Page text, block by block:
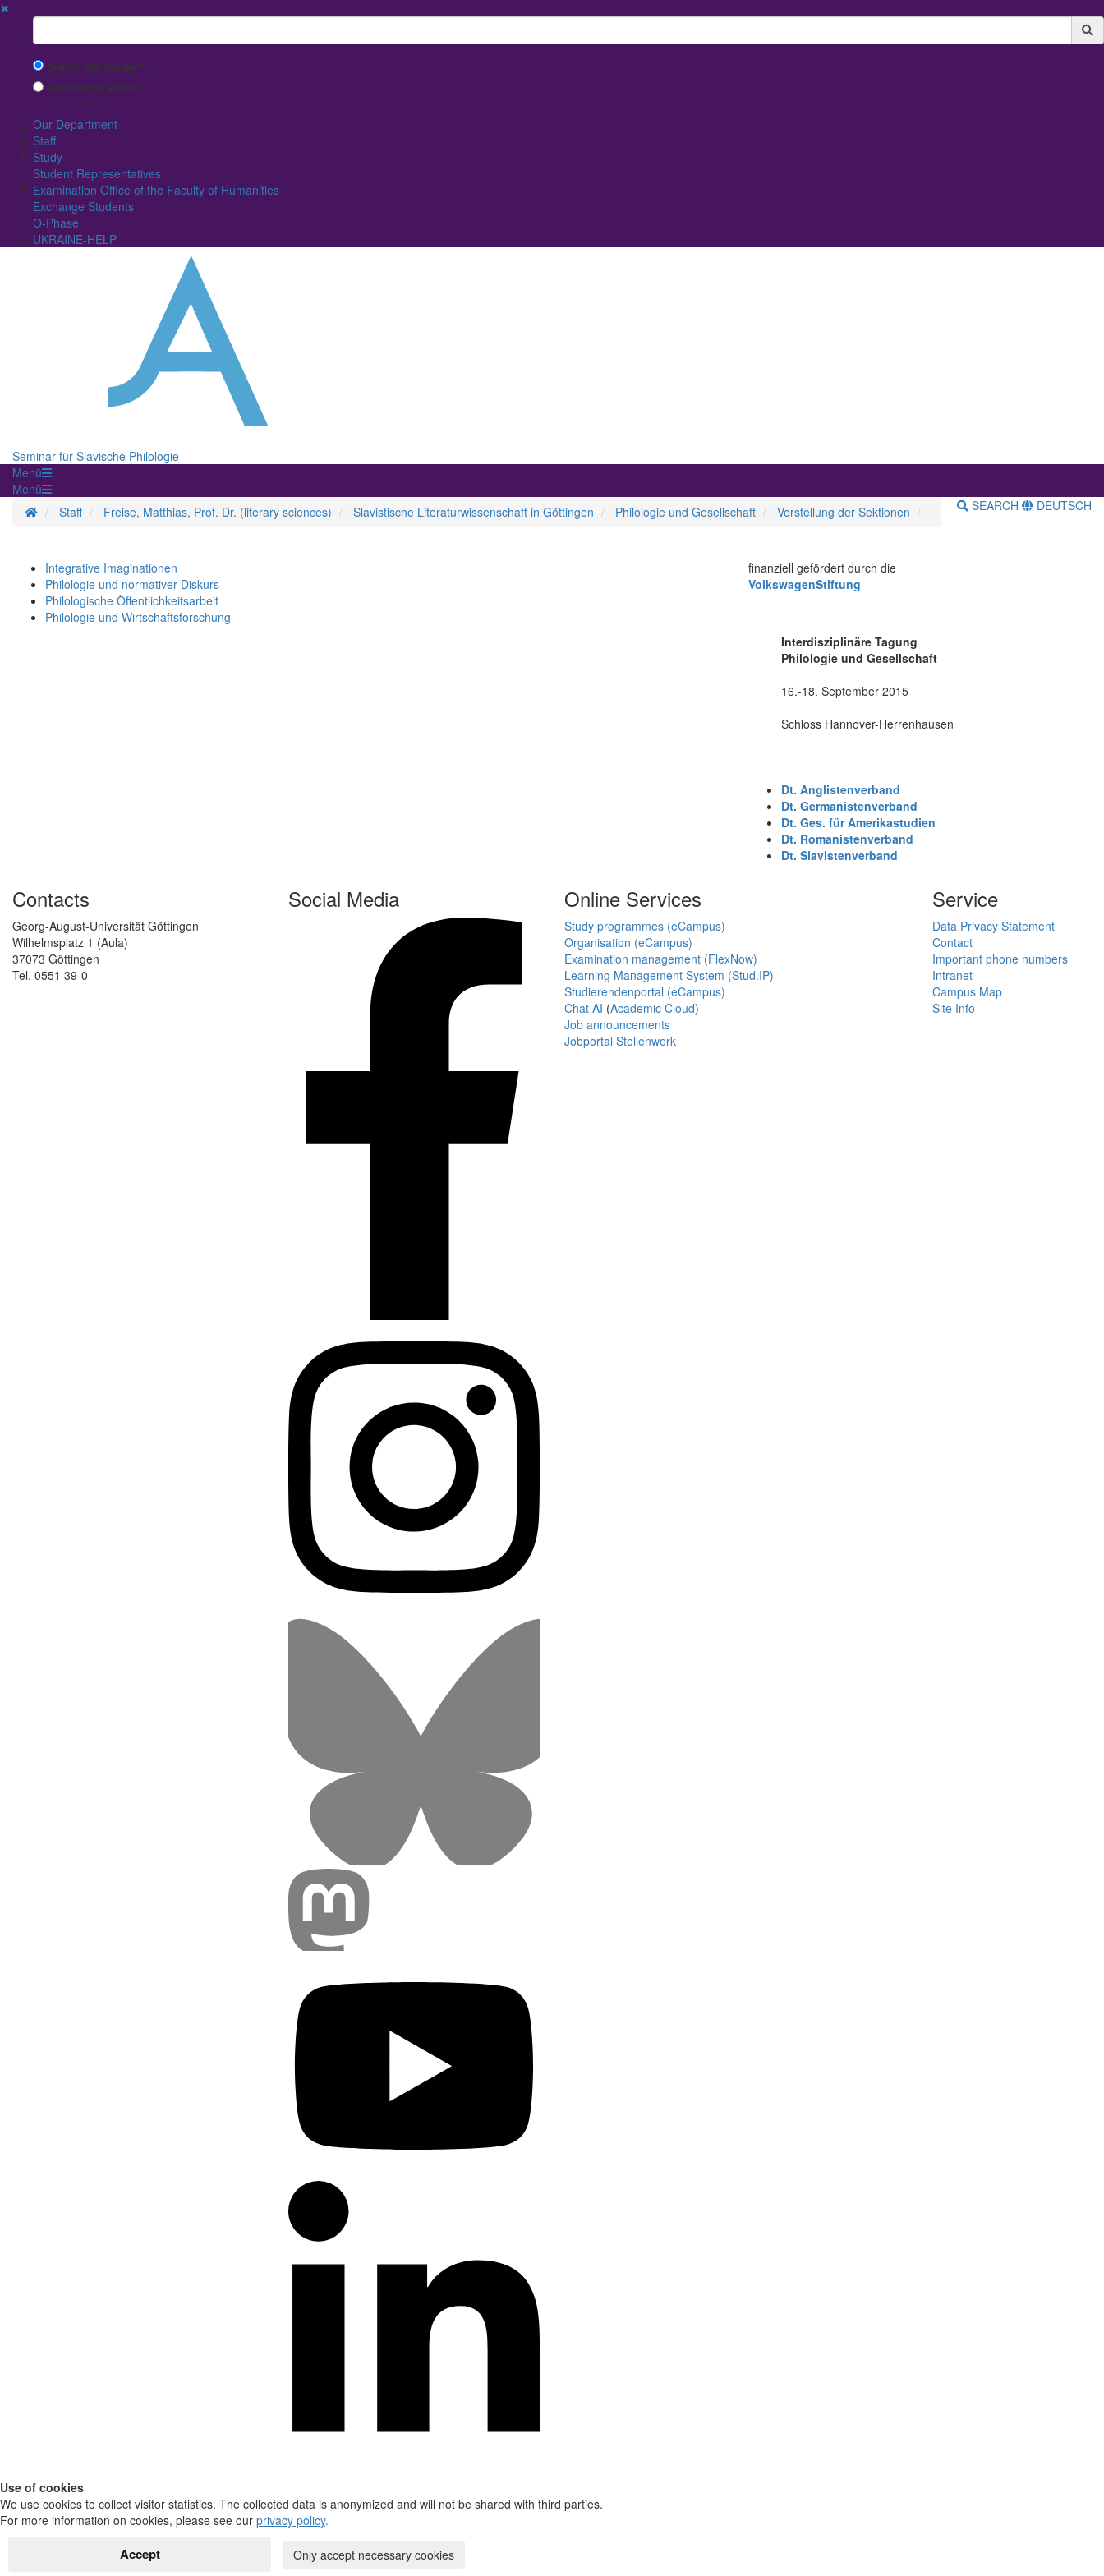
✖
Suchbegriff
Search with Google™
Use Internal Search
(limited result quality)
Our Department
Staff
Study
Student Representatives
Examination Office of the Faculty of Humanities
Exchange Students
O-Phase
UKRAINE-HELP
Seminar für Slavische Philologie
Menü
Menü
Homepage
Staff Freise, Matthias, Prof. Dr. (literary sciences) Slavistische Literaturwissenschaft in Göttingen Philologie und Gesellschaft Vorstellung der Sektionen SEARCH DEUTSCH
Integrative Imaginationen
Philologie und normativer Diskurs
Philologische Öffentlichkeitsarbeit
Philologie und Wirtschaftsforschung
finanziell gefördert durch die
VolkswagenStiftung
Interdisziplinäre Tagung
Philologie und Gesellschaft
16.-18. September 2015
Schloss Hannover-Herrenhausen
Dt. Anglistenverband
Dt. Germanistenverband
Dt. Ges. für Amerikastudien
Dt. Romanistenverband
Dt. Slavistenverband
Contacts
Georg-August-Universität Göttingen
Wilhelmsplatz 1 (Aula)
37073 Göttingen
Tel. 0551 39-0
Social Media Online Services
Study programmes (eCampus)
Organisation (eCampus)
Examination management (FlexNow)
Learning Management System (Stud.IP)
Studierendenportal (eCampus)
Chat AI (Academic Cloud)
Job announcements
Jobportal Stellenwerk
Service
Data Privacy Statement
Contact
Important phone numbers
Intranet
Campus Map
Site Info
Use of cookies
We use cookies to collect visitor statistics. The collected data is anonymized and will not be shared with third parties.
For more information on cookies, please see our privacy policy.
Accept Only accept necessary cookies